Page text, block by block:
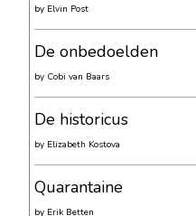
by Elvin Post
De onbedoelden
by Cobi van Baars
De historicus
by Elizabeth Kostova
Quarantaine
by Erik Betten